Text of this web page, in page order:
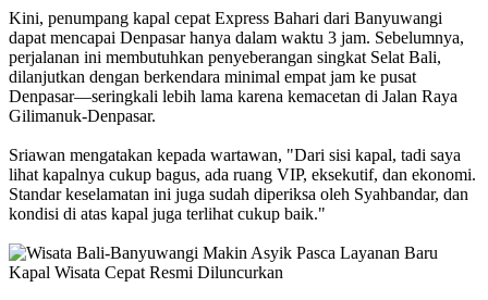
Kini, penumpang kapal cepat Express Bahari dari Banyuwangi
dapat mencapai Denpasar hanya dalam waktu 3 jam. Sebelumnya,
perjalanan ini membutuhkan penyeberangan singkat Selat Bali,
dilanjutkan dengan berkendara minimal empat jam ke pusat
Denpasar—seringkali lebih lama karena kemacetan di Jalan Raya
Gilimanuk-Denpasar.
Sriawan mengatakan kepada wartawan, "Dari sisi kapal, tadi saya
lihat kapalnya cukup bagus, ada ruang VIP, eksekutif, dan ekonomi.
Standar keselamatan ini juga sudah diperiksa oleh Syahbandar, dan
kondisi di atas kapal juga terlihat cukup baik."